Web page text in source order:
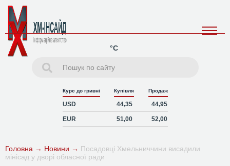
°C
Курс до гривні Купівля Продаж
USD 44,35 44,95
EUR 51,00 52,00
Головна → Новини → Посадовці Хмельниччини висадили
мінісад у дворі обласної ради